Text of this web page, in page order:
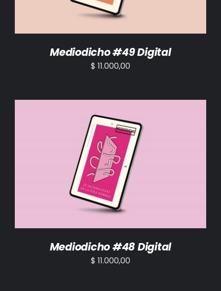
Mediodicho #49 Digital
$ 11.000,00
AÑADIR AL CARRITO /
Mediodicho #48 Digital
$ 11.000,00